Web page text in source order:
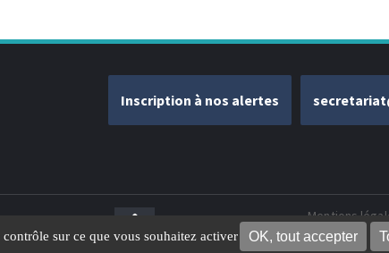
sur ce que vous souhaitez activer OK, tout accepter
Inscription à nos alertes
Mentions